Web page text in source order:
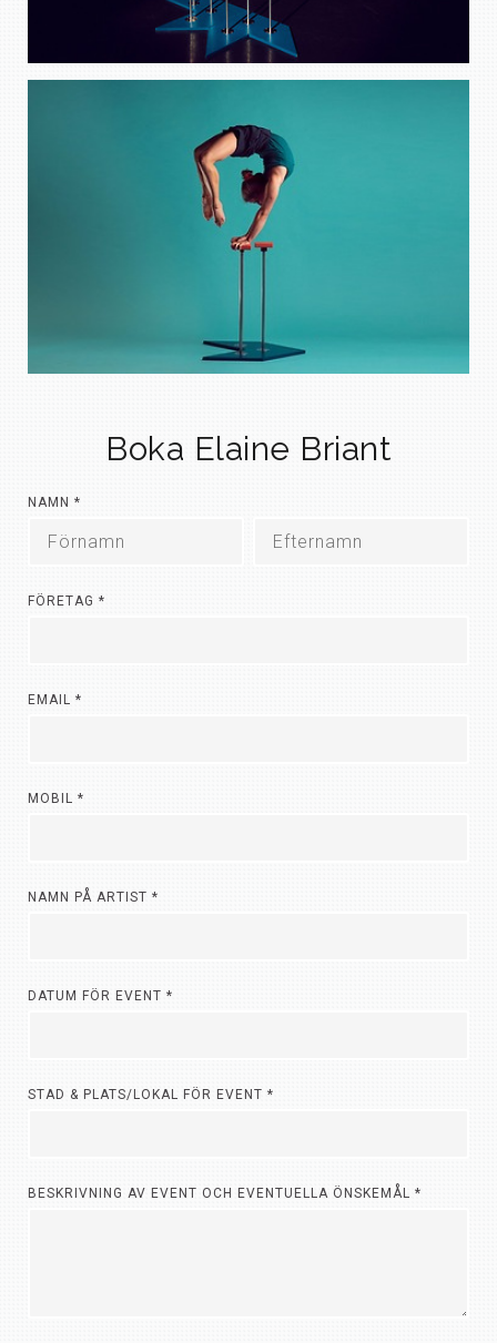
Boka Elaine Briant
NAMN *
FÖRETAG *
EMAIL *
MOBIL *
NAMN PÅ ARTIST *
DATUM FÖR EVENT *
STAD & PLATS/LOKAL FÖR EVENT *
BESKRIVNING AV EVENT OCH EVENTUELLA ÖNSKEMÅL *